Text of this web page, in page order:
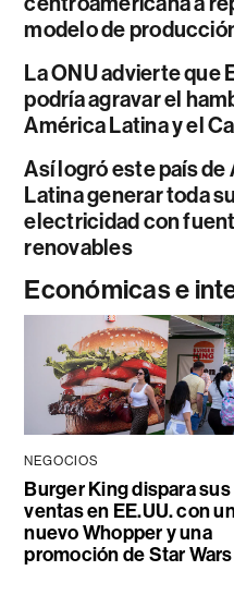
modelo de
La ONU advierte que
podría agravar el
América Latina y el
Así logró este país de
Latina generar toda su
electricidad con
renovables
Económicas e
NEGOCIOS
Burger King dispara sus
ventas en EE.UU. con
nuevo Whopper y una
promoción de Star Wars